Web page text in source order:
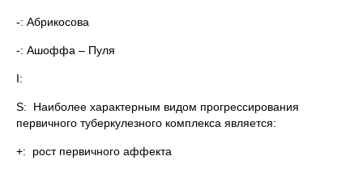
-: Абрикосова
-: Ашоффа – Пуля
I:
S: Наиболее характерным видом прогрессирования
первичного туберкулезного комплекса является:
+: рост первичного аффекта